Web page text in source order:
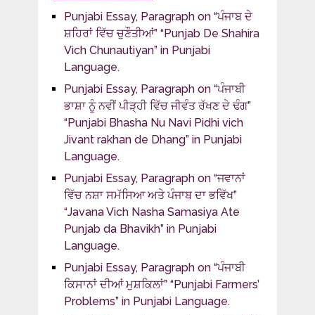
Punjabi Essay, Paragraph on “ਪੰਜਾਬ ਦੇ
ਸ਼ਹਿਰਾਂ ਵਿੱਚ ਚੁਣੌਤੀਆਂ” “Punjab De Shahira
Vich Chunautiyan” in Punjabi
Language.
Punjabi Essay, Paragraph on “ਪੰਜਾਬੀ
ਭਾਸ਼ਾ ਨੂੰ ਨਵੀਂ ਪੀੜ੍ਹੀ ਵਿੱਚ ਜੀਵੰਤ ਰੱਖਣ ਦੇ ਢੰਗ”
“Punjabi Bhasha Nu Navi Pidhi vich
Jivant rakhan de Dhang” in Punjabi
Language.
Punjabi Essay, Paragraph on “ਜਵਾਨਾਂ
ਵਿੱਚ ਨਸ਼ਾ ਸਮੱਸਿਆ ਅਤੇ ਪੰਜਾਬ ਦਾ ਭਵਿੱਖ”
“Javana Vich Nasha Samasiya Ate
Punjab da Bhavikh” in Punjabi
Language.
Punjabi Essay, Paragraph on “ਪੰਜਾਬੀ
ਕਿਸਾਨਾਂ ਦੀਆਂ ਮੁਸ਼ਕਿਲਾਂ” “Punjabi Farmers’
Problems” in Punjabi Language.